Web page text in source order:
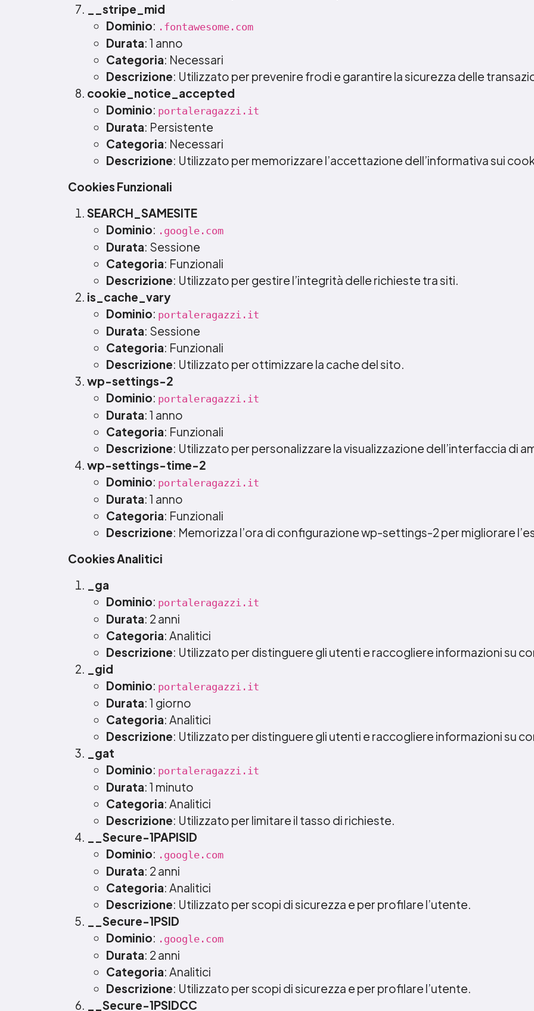
__stripe_mid
Dominio: .fontawesome.com
Durata: 1 anno
Categoria: Necessari
Descrizione: Utilizzato per prevenire frodi e garantire la sicurezza delle
cookie_notice_accepted
Dominio: portaleragazzi.it
Durata: Persistente
Categoria: Necessari
Descrizione: Utilizzato per memorizzare l’accettazione dell’informativa sui
Cookies Funzionali
SEARCH_SAMESITE
Dominio: .google.com
Durata: Sessione
Categoria: Funzionali
Descrizione: Utilizzato per gestire l’integrità delle richieste tra siti.
is_cache_vary
Dominio: portaleragazzi.it
Durata: Sessione
Categoria: Funzionali
Descrizione: Utilizzato per ottimizzare la cache del sito.
wp-settings-2
Dominio: portaleragazzi.it
Durata: 1 anno
Categoria: Funzionali
Descrizione: Utilizzato per personalizzare la visualizzazione dell’interfaccia di
wp-settings-time-2
Dominio: portaleragazzi.it
Durata: 1 anno
Categoria: Funzionali
Descrizione: Memorizza l’ora di configurazione wp-settings-2 per migliorare
Cookies Analitici
_ga
Dominio: portaleragazzi.it
Durata: 2 anni
Categoria: Analitici
Descrizione: Utilizzato per distinguere gli utenti e raccogliere informazioni su
_gid
Dominio: portaleragazzi.it
Durata: 1 giorno
Categoria: Analitici
Descrizione: Utilizzato per distinguere gli utenti e raccogliere informazioni su
_gat
Dominio: portaleragazzi.it
Durata: 1 minuto
Categoria: Analitici
Descrizione: Utilizzato per limitare il tasso di richieste.
__Secure-1PAPISID
Dominio: .google.com
Durata: 2 anni
Categoria: Analitici
Descrizione: Utilizzato per scopi di sicurezza e per profilare l’utente.
__Secure-1PSID
Dominio: .google.com
Durata: 2 anni
Categoria: Analitici
Descrizione: Utilizzato per scopi di sicurezza e per profilare l’utente.
__Secure-1PSIDCC